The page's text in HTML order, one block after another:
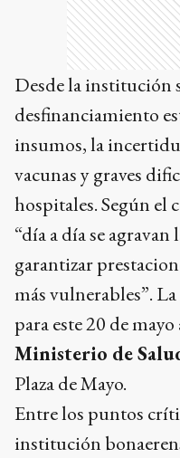
Desde la institución
desfinanciamiento
insumos, la
vacunas y graves
hospitales. Según
“día a día se
garantizar
más vulnerables”.
para este 20 de
Ministerio de
Plaza de Mayo.
Entre los puntos
institución